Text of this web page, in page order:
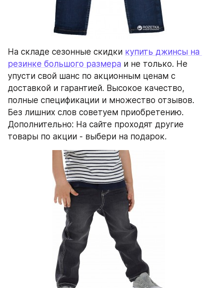
На складе сезонные скидки купить джинсы на
резинке большого размера и не только. Не
упусти свой шанс по акционным ценам с
доставкой и гарантией. Высокое качество,
полные спецификации и множество отзывов.
Без лишних слов советуем приобретению.
Дополнительно: На сайте проходят другие
товары по акции - выбери на подарок.